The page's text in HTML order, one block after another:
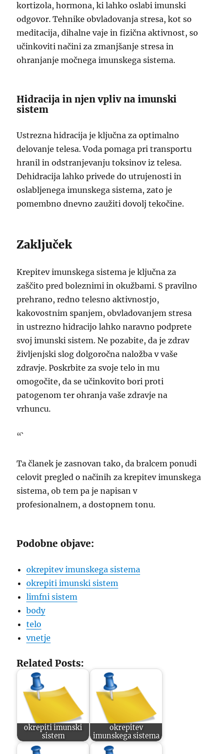
kortizola, hormona, ki lahko oslabi imunski
odgovor. Tehnike obvladovanja stresa, kot so
meditacija, dihalne vaje in fizična aktivnost, so
učinkoviti načini za zmanjšanje stresa in
ohranjanje močnega imunskega sistema.
Hidracija in njen vpliv na imunski
sistem
Ustrezna hidracija je ključna za optimalno
delovanje telesa. Voda pomaga pri transportu
hranil in odstranjevanju toksinov iz telesa.
Dehidracija lahko privede do utrujenosti in
oslabljenega imunskega sistema, zato je
pomembno dnevno zaužiti dovolj tekočine.
Zaključek
Krepitev imunskega sistema je ključna za
zaščito pred boleznimi in okužbami. S pravilno
prehrano, redno telesno aktivnostjo,
kakovostnim spanjem, obvladovanjem stresa
in ustrezno hidracijo lahko naravno podprete
svoj imunski sistem. Ne pozabite, da je zdrav
življenjski slog dolgoročna naložba v vaše
zdravje. Poskrbite za svoje telo in mu
omogočite, da se učinkovito bori proti
patogenom ter ohranja vaše zdravje na
vrhuncu.
“`
Ta članek je zasnovan tako, da bralcem ponudi
celovit pregled o načinih za krepitev imunskega
sistema, ob tem pa je napisan v
profesionalnem, a dostopnem tonu.
Podobne objave:
okrepitev imunskega sistema
okrepiti imunski sistem
limfni sistem
body
telo
vnetje
Related Posts:
okrepiti imunski
sistem
okrepitev
imunskega sistema